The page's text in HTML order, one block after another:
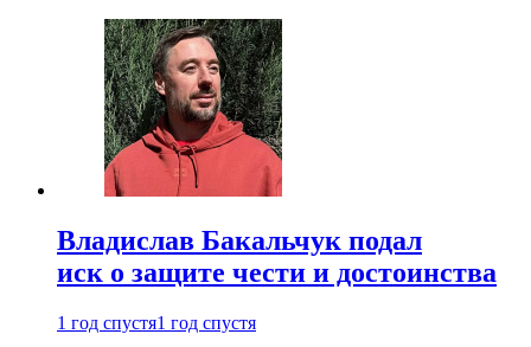
Владислав Бакальчук подал
иск о защите чести и достоинства
1 год спустя1 год спустя